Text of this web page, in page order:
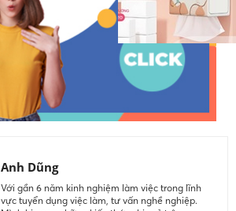
Anh Dũng
Với gần 6 năm kinh nghiệm làm việc trong lĩnh
vực tuyển dụng việc làm, tư vấn nghề nghiệp.